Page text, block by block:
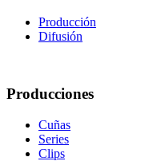
Producción
Difusión
Producciones
Cuñas
Series
Clips